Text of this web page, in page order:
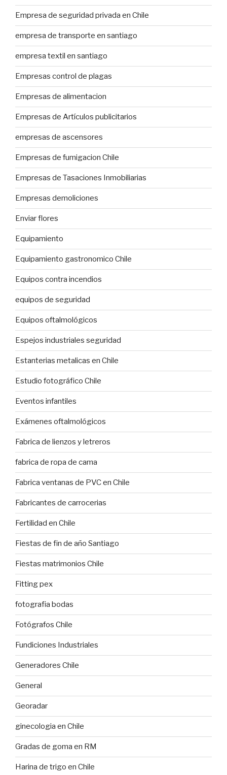
Empresa de seguridad privada en Chile
empresa de transporte en santiago
empresa textil en santiago
Empresas control de plagas
Empresas de alimentacion
Empresas de Artículos publicitarios
empresas de ascensores
Empresas de fumigacion Chile
Empresas de Tasaciones Inmobiliarias
Empresas demoliciones
Enviar flores
Equipamiento
Equipamiento gastronomico Chile
Equipos contra incendios
equipos de seguridad
Equipos oftalmológicos
Espejos industriales seguridad
Estanterias metalicas en Chile
Estudio fotográfico Chile
Eventos infantiles
Exámenes oftalmológicos
Fabrica de lienzos y letreros
fabrica de ropa de cama
Fabrica ventanas de PVC en Chile
Fabricantes de carrocerias
Fertilidad en Chile
Fiestas de fin de año Santiago
Fiestas matrimonios Chile
Fitting pex
fotografia bodas
Fotógrafos Chile
Fundiciones Industriales
Generadores Chile
General
Georadar
ginecologia en Chile
Gradas de goma en RM
Harina de trigo en Chile